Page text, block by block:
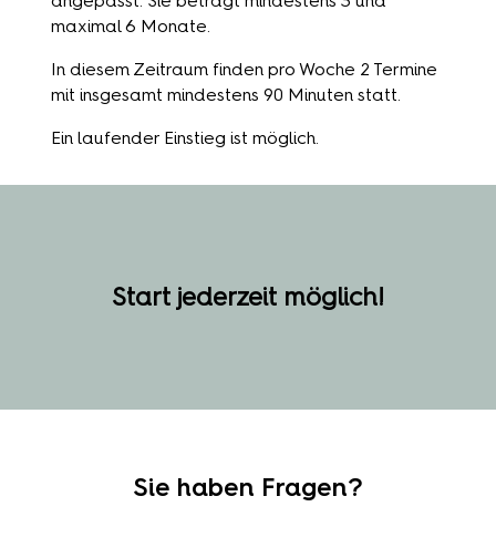
maximal 6 Monate.
In diesem Zeitraum finden pro Woche 2 Termine
mit insgesamt mindestens 90 Minuten statt.
Ein laufender Einstieg ist möglich.
Start jederzeit möglich!
Sie haben Fragen?